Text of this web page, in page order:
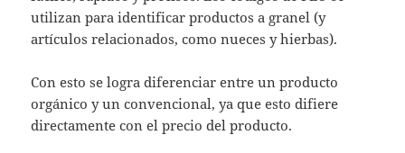
utilizan para identificar productos a granel (y
artículos relacionados, como nueces y hierbas).
Con esto se logra diferenciar entre un producto
orgánico y un convencional, ya que esto difiere
directamente con el precio del producto.